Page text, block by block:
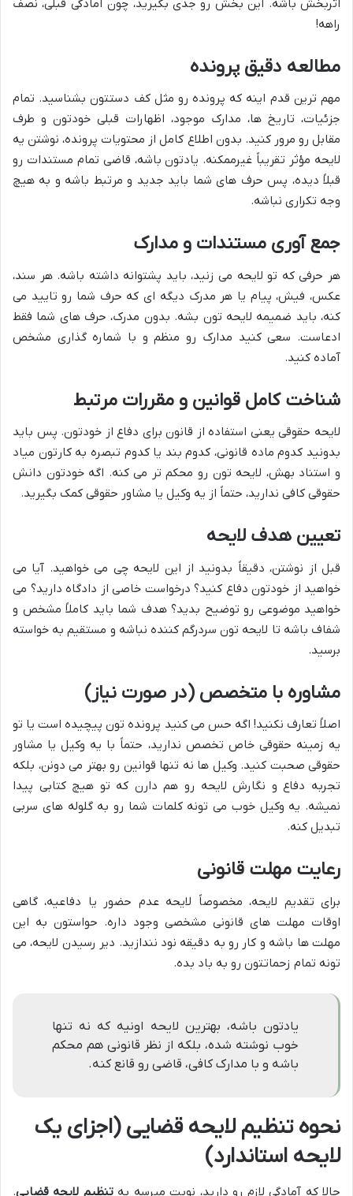
اثربخش باشه. این بخش رو جدی بگیرید، چون آمادگی قبلی، نصف
راهه!
مطالعه دقیق پرونده
مهم ترین قدم اینه که پرونده رو مثل کف دستتون بشناسید. تمام
جزئیات، تاریخ ها، مدارک موجود، اظهارات قبلی خودتون و طرف
مقابل رو مرور کنید. بدون اطلاع کامل از محتویات پرونده، نوشتن یه
لایحه مؤثر تقریباً غیرممکنه. یادتون باشه، قاضی تمام مستندات رو
قبلاً دیده، پس حرف های شما باید جدید و مرتبط باشه و به هیچ
وجه تکراری نباشه.
جمع آوری مستندات و مدارک
هر حرفی که تو لایحه می زنید، باید پشتوانه داشته باشه. هر سند،
عکس، فیش، پیام یا هر مدرک دیگه ای که حرف شما رو تایید می
کنه، باید ضمیمه لایحه تون بشه. بدون مدرک، حرف های شما فقط
ادعاست. سعی کنید مدارک رو منظم و با شماره گذاری مشخص
آماده کنید.
شناخت کامل قوانین و مقررات مرتبط
لایحه حقوقی یعنی استفاده از قانون برای دفاع از خودتون. پس باید
بدونید کدوم ماده قانونی، کدوم بند یا کدوم تبصره به کارتون میاد
و استناد بهش، لایحه تون رو محکم تر می کنه. اگه خودتون دانش
حقوقی کافی ندارید، حتماً از یه وکیل یا مشاور حقوقی کمک بگیرید.
تعیین هدف لایحه
قبل از نوشتن، دقیقاً بدونید از این لایحه چی می خواهید. آیا می
خواهید از خودتون دفاع کنید؟ درخواست خاصی از دادگاه دارید؟ می
خواهید موضوعی رو توضیح بدید؟ هدف شما باید کاملاً مشخص و
شفاف باشه تا لایحه تون سردرگم کننده نباشه و مستقیم به خواسته
برسید.
مشاوره با متخصص (در صورت نیاز)
اصلاً تعارف نکنید! اگه حس می کنید پرونده تون پیچیده است یا تو
یه زمینه حقوقی خاص تخصص ندارید، حتماً با یه وکیل یا مشاور
حقوقی صحبت کنید. وکیل ها نه تنها قوانین رو بهتر می دونن، بلکه
تجربه دفاع و نگارش لایحه رو هم دارن که تو هیچ کتابی پیدا
نمیشه. یه وکیل خوب می تونه کلمات شما رو به گلوله های سربی
تبدیل کنه.
رعایت مهلت قانونی
برای تقدیم لایحه، مخصوصاً لایحه عدم حضور یا دفاعیه، گاهی
اوقات مهلت های قانونی مشخصی وجود داره. حواستون به این
مهلت ها باشه و کار رو به دقیقه نود نندازید. دیر رسیدن لایحه، می
تونه تمام زحماتتون رو به باد بده.
یادتون باشه، بهترین لایحه اونیه که نه تنها
خوب نوشته شده، بلکه از نظر قانونی هم محکم
باشه و با مدارک کافی، قاضی رو قانع کنه.
نحوه تنظیم لایحه قضایی (اجزای یک
لایحه استاندارد)
حالا که آمادگی لازم رو دارید، نوبت میرسه بهتنظیم لایحه قضایی.